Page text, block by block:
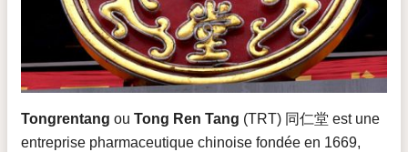
Tongrentang ou Tong Ren Tang (TRT) 同仁堂 est une
entreprise pharmaceutique chinoise fondée en 1669,